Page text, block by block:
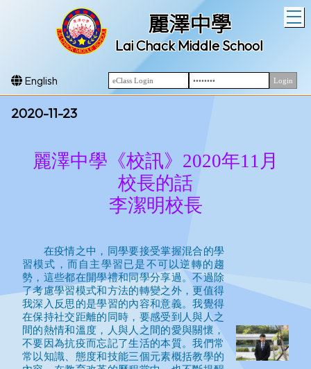
麗澤中學
Lai Chack Middle School
English
2020-11-23